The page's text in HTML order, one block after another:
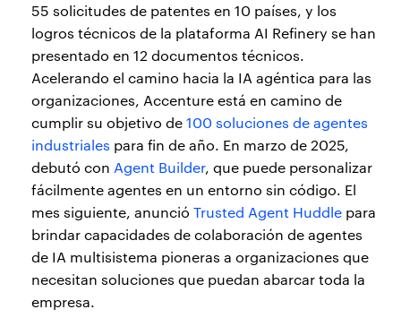
55 solicitudes de patentes en 10 países, y los
logros técnicos de la plataforma AI Refinery se han
presentado en 12 documentos técnicos.
Acelerando el camino hacia la IA agéntica para las
organizaciones, Accenture está en camino de
cumplir su objetivo de100 soluciones de agentes
industriales para fin de año. En marzo de 2025,
debutó con Agent Builder, que puede personalizar
fácilmente agentes en un entorno sin código. El
mes siguiente, anunció Trusted Agent Huddle para
brindar capacidades de colaboración de agentes
de IA multisistema pioneras a organizaciones que
necesitan soluciones que puedan abarcar toda la
empresa.